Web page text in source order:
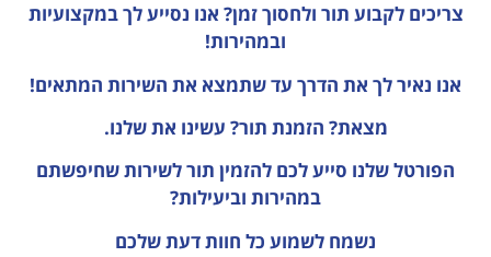
צריכים לקבוע תור ולחסוך זמן? אנו נסייע לך במקצועיות
ובמהירות!
אנו נאיר לך את הדרך עד שתמצא את השירות המתאים!
מצאת? הזמנת תור? עשינו את שלנו.
הפורטל שלנו סייע לכם להזמין תור לשירות שחיפשתם
במהירות וביעילות?
נשמח לשמוע כל חוות דעתשלכם